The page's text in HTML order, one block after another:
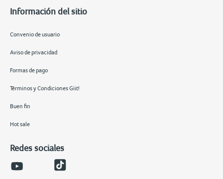
Información del sitio
Convenio de usuario
Aviso de privacidad
Formas de pago
Términos y Condiciones Giit!
Buen fin
Hot sale
Redes sociales